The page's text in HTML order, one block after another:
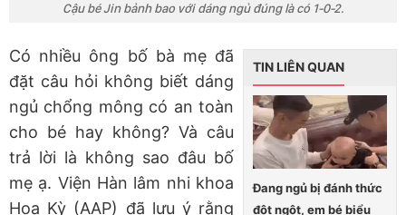
Cậu bé Jin bảnh bao với dáng ngủ đúng là có 1-0-2.
TIN LIÊN QUAN
Đang ngủ bị đánh thức
đột ngột, em bé biểu
Có nhiều ông bố bà mẹ đã
đặt câu hỏi không biết dáng
ngủ chổng mông có an toàn
cho bé hay không? Và câu
trả lời là không sao đâu bố
mẹ ạ. Viện Hàn lâm nhi khoa
Hoa Kỳ (AAP) đã lưu ý rằng